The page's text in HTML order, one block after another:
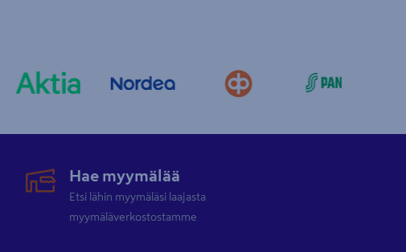
Hae myymälää
Etsi lähin myymäläsi laajasta
myymäläverkostostamme